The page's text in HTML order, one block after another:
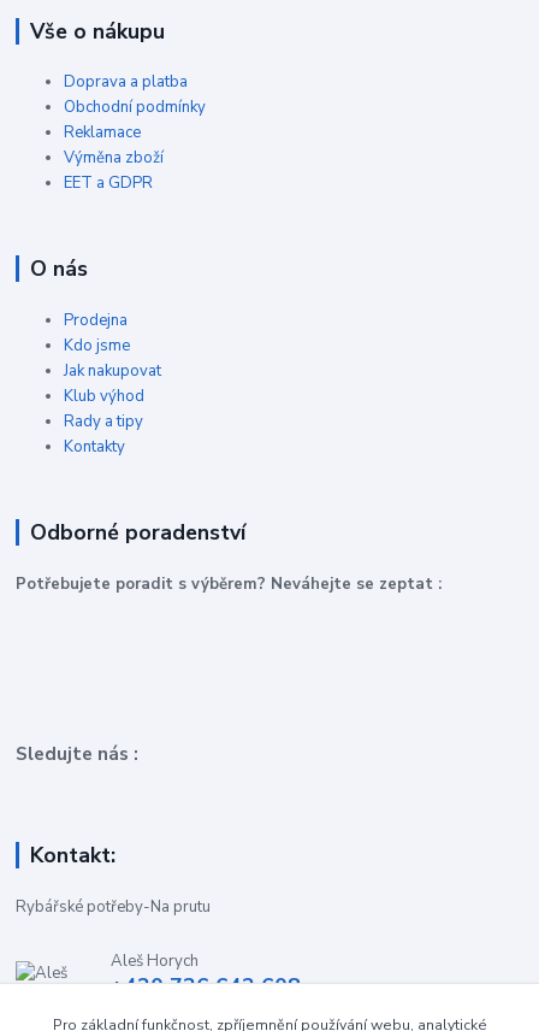
Vše o nákupu
Doprava a platba
Obchodní podmínky
Reklamace
Výměna zboží
EET a GDPR
O nás
Prodejna
Kdo jsme
Jak nakupovat
Klub výhod
Rady a tipy
Kontakty
Odborné poradenství
Potřebujete poradit s výběrem? Neváhejte se zeptat :
Sledujte nás :
Kontakt:
Rybářské potřeby-Na prutu
Aleš Horych
+420 736 642 608
Pro základní funkčnost, zpříjemnění používání webu, analytické